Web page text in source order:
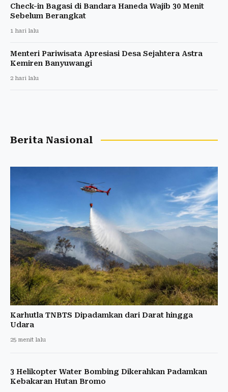
Check-in Bagasi di Bandara Haneda Wajib 30 Menit
Sebelum Berangkat
1 hari lalu
Menteri Pariwisata Apresiasi Desa Sejahtera Astra
Kemiren Banyuwangi
2 hari lalu
Berita Nasional
Karhutla TNBTS Dipadamkan dari Darat hingga
Udara
25 menit lalu
3 Helikopter Water Bombing Dikerahkan Padamkan
Kebakaran Hutan Bromo